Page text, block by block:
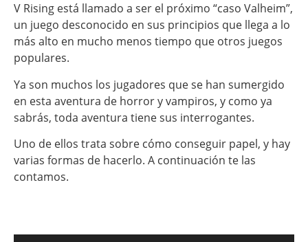
V Rising está llamado a ser el próximo “caso Valheim”,
un juego desconocido en sus principios que llega a lo
más alto en mucho menos tiempo que otros juegos
populares.
Ya son muchos los jugadores que se han sumergido
en esta aventura de horror y vampiros, y como ya
sabrás, toda aventura tiene sus interrogantes.
Uno de ellos trata sobre cómo conseguir papel, y hay
varias formas de hacerlo. A continuación te las
contamos.